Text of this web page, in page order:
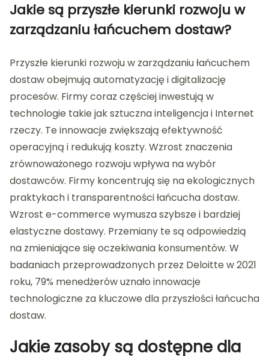
Jakie są przyszłe kierunki rozwoju w
zarządzaniu łańcuchem dostaw?
Przyszłe kierunki rozwoju w zarządzaniu łańcuchem
dostaw obejmują automatyzację i digitalizację
procesów. Firmy coraz częściej inwestują w
technologie takie jak sztuczna inteligencja i Internet
rzeczy. Te innowacje zwiększają efektywność
operacyjną i redukują koszty. Wzrost znaczenia
zrównoważonego rozwoju wpływa na wybór
dostawców. Firmy koncentrują się na ekologicznych
praktykach i transparentności łańcucha dostaw.
Wzrost e-commerce wymusza szybsze i bardziej
elastyczne dostawy. Przemiany te są odpowiedzią
na zmieniające się oczekiwania konsumentów. W
badaniach przeprowadzonych przez Deloitte w 2021
roku, 79% menedżerów uznało innowacje
technologiczne za kluczowe dla przyszłości łańcucha
dostaw.
Jakie zasoby są dostępne dla